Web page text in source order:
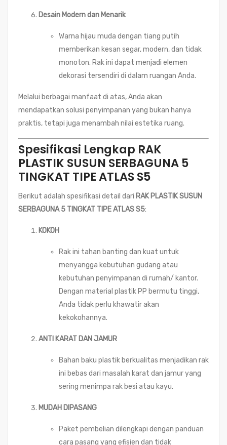
Desain Modern dan Menarik
Warna hijau muda dengan tiang putih
memberikan kesan segar, modern, dan tidak
monoton. Rak ini dapat menjadi elemen
dekorasi tersendiri di dalam ruangan Anda.
Melalui berbagai manfaat di atas, Anda akan
mendapatkan solusi penyimpanan yang bukan hanya
praktis, tetapi juga menambah nilai estetika ruang.
Spesifikasi Lengkap RAK
PLASTIK SUSUN SERBAGUNA 5
TINGKAT TIPE ATLAS S5
Berikut adalah spesifikasi detail dari RAK PLASTIK SUSUN
SERBAGUNA 5 TINGKAT TIPE ATLAS S5:
KOKOH
Rak ini tahan banting dan kuat untuk
menyangga kebutuhan gudang atau
kebutuhan penyimpanan di rumah/ kantor.
Dengan material plastik PP bermutu tinggi,
Anda tidak perlu khawatir akan
kekokohannya.
ANTI KARAT DAN JAMUR
Bahan baku plastik berkualitas menjadikan rak
ini bebas dari masalah karat dan jamur yang
sering menimpa rak besi atau kayu.
MUDAH DIPASANG
Paket pembelian dilengkapi dengan panduan
cara pasang yang efisien dan tidak